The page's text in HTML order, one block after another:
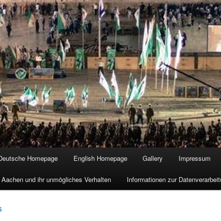
Homepage English Homepage Gallery Impressum
und ihr unmögliches Verhalten Informationen zur